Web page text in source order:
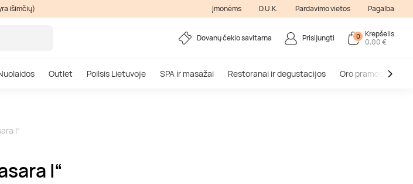
išimčių) Įmonėms D.U.K. Pardavimo vietos Pagalba
Dovanų čekio savitarna Prisijungti 0 Krepšelis
0,00 €
Outlet Poilsis Lietuvoje SPA ir masažai Restoranai ir degustacijos Oro pramogos
I“
I“